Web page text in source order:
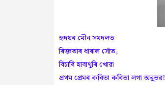
হৃদয়ৰ মৌন সমদলত
ৰিক্ততাৰ ধাৰাল সোঁত,
বিচাৰি হাবাথুৰি খোৱা
প্ৰথম প্ৰেমৰ কবিতা কবিতা লগা অনুভৱ!